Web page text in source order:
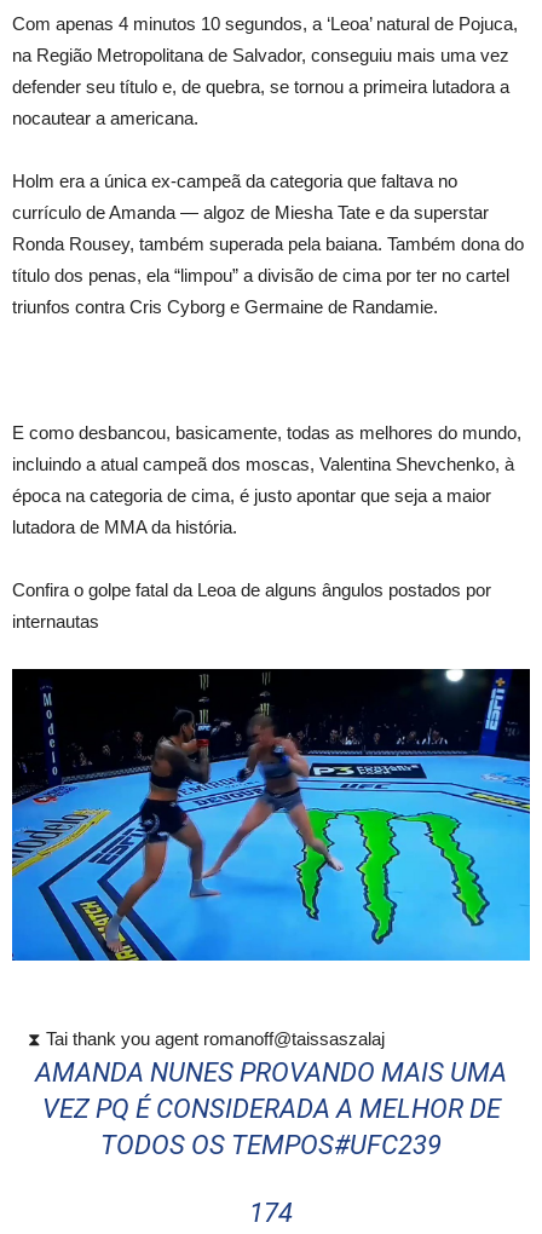
Com apenas 4 minutos 10 segundos, a ‘Leoa’ natural de Pojuca,
na Região Metropolitana de Salvador, conseguiu mais uma vez
defender seu título e, de quebra, se tornou a primeira lutadora a
nocautear a americana.
Holm era a única ex-campeã da categoria que faltava no
currículo de Amanda — algoz de Miesha Tate e da superstar
Ronda Rousey, também superada pela baiana. Também dona do
título dos penas, ela “limpou” a divisão de cima por ter no cartel
triunfos contra Cris Cyborg e Germaine de Randamie.
E como desbancou, basicamente, todas as melhores do mundo,
incluindo a atual campeã dos moscas, Valentina Shevchenko, à
época na categoria de cima, é justo apontar que seja a maior
lutadora de MMA da história.
Confira o golpe fatal da Leoa de alguns ângulos postados por
internautas
⧗ Tai thank you agent romanoff@taissaszalaj
AMANDA NUNES PROVANDO MAIS UMA
VEZ PQ É CONSIDERADA A MELHOR DE
TODOS OS TEMPOS#UFC239
174